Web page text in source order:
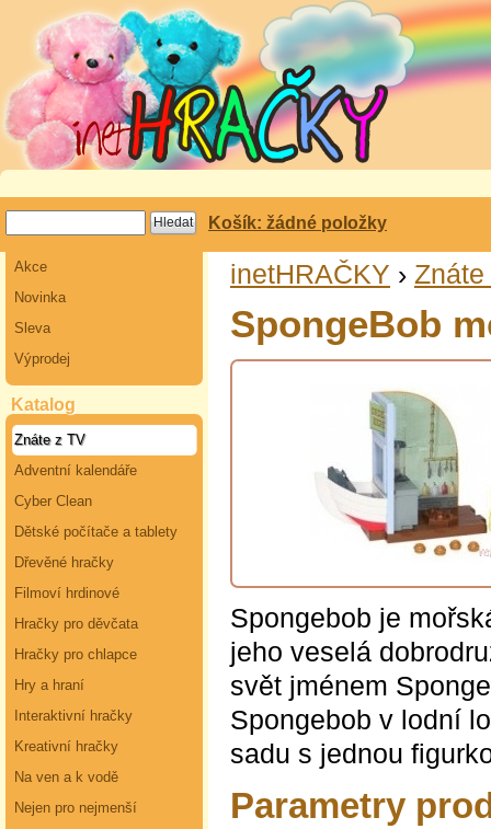
Košík: žádné položky
Akce
Novinka
Sleva
Výprodej
Katalog
Znáte z TV
Adventní kalendáře
Cyber Clean
Dětské počítače a tablety
Dřevěné hračky
Filmoví hrdinové
Hračky pro děvčata
Hračky pro chlapce
Hry a hraní
Interaktivní hračky
Kreativní hračky
Na ven a k vodě
Nejen pro nejmenší
inetHRAČKY ›
SpongeBob
Spongebob je
jeho veselá
svět jménem
Spongebob v lodní
sadu s jednou
Parametry